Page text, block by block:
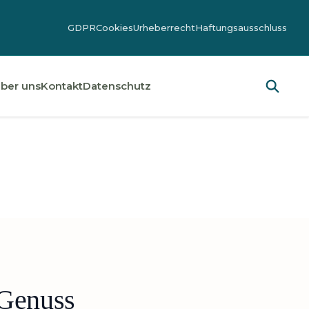
GDPRCookiesUrheberrechtHaftungsausschluss
unsKontaktDatenschutz